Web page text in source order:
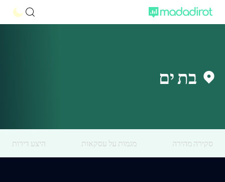
בת ים
סקירה מהירה מגמות על עסקאות היצע דירות